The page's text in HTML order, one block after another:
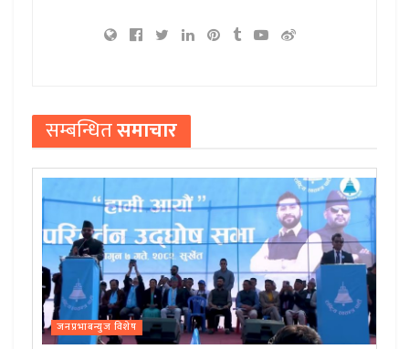
सम्बन्धितसमाचार
जनप्रभाबन्युज विशेष